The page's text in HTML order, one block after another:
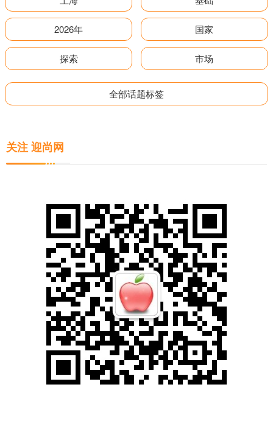
2026年 国家
探索 市场
全部话题标签
关注 迎尚网